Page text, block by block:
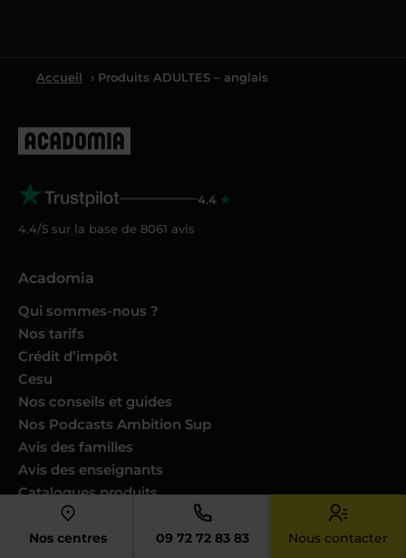
Nos centres 09 72 72 83 83 Nous contacter
Accueil › Produits ADULTES – anglais
4.4
4.4/5 sur la base de 8061 avis
Acadomia
Qui sommes-nous ?
Nos tarifs
Crédit d’impôt
Cesu
Nos conseils et guides
Nos Podcasts Ambition Sup
Avis des familles
Avis des enseignants
Catalogues produits
Nos engagements
Nous joindre